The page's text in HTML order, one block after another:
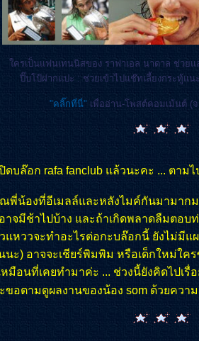
ครเป็นแฟนเทนนิสของ ราฟาเอล นาดาล ช่วยแ
ปิ๊บโป้ฝากแปะ : ช่วยเข้าไปแช๊ทเลี้ยงกระทู้แ
"คลิ๊กที่นี่" เพื่ออ่าน-โพสต์คอมเม้นต์ (
ดบล๊อก rafa fanclub แล้วนะคะ ... ตามไ
พี่น้องที่อีเมลล์และหลังไมค์กันมามาก
จมีช้าไปบ้าง และถ้าเกิดพลาดลืมตอบ
แหววจะทำอะไรต่อกะบล๊อกนี้ ยังไม่มีแ
นนะ) อาจจะเชียร์พิมพิม หรือเด็กใหม่ใค
มือนที่เคยทำมาค่ะ ... ช่วงนี้ยังคิดไปเรื่
ขอตามดูผลงานของน้อง som ด้วยควา